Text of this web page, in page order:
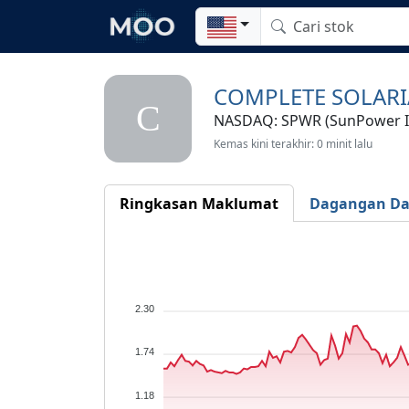
C
COMPLETE
NASDAQ: SPWR (SunPower
Kemas kini terakhir: 0 minit lalu
Ringkasan Maklumat Dagangan
2.30
1.74
1.18